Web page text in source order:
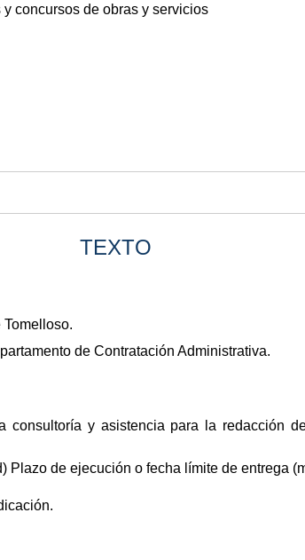
y concursos de obras y servicios
TEXTO
de Contratación Administrativa.
consultoría y asistencia para la redacción
Plazo de ejecución o fecha límite de entrega